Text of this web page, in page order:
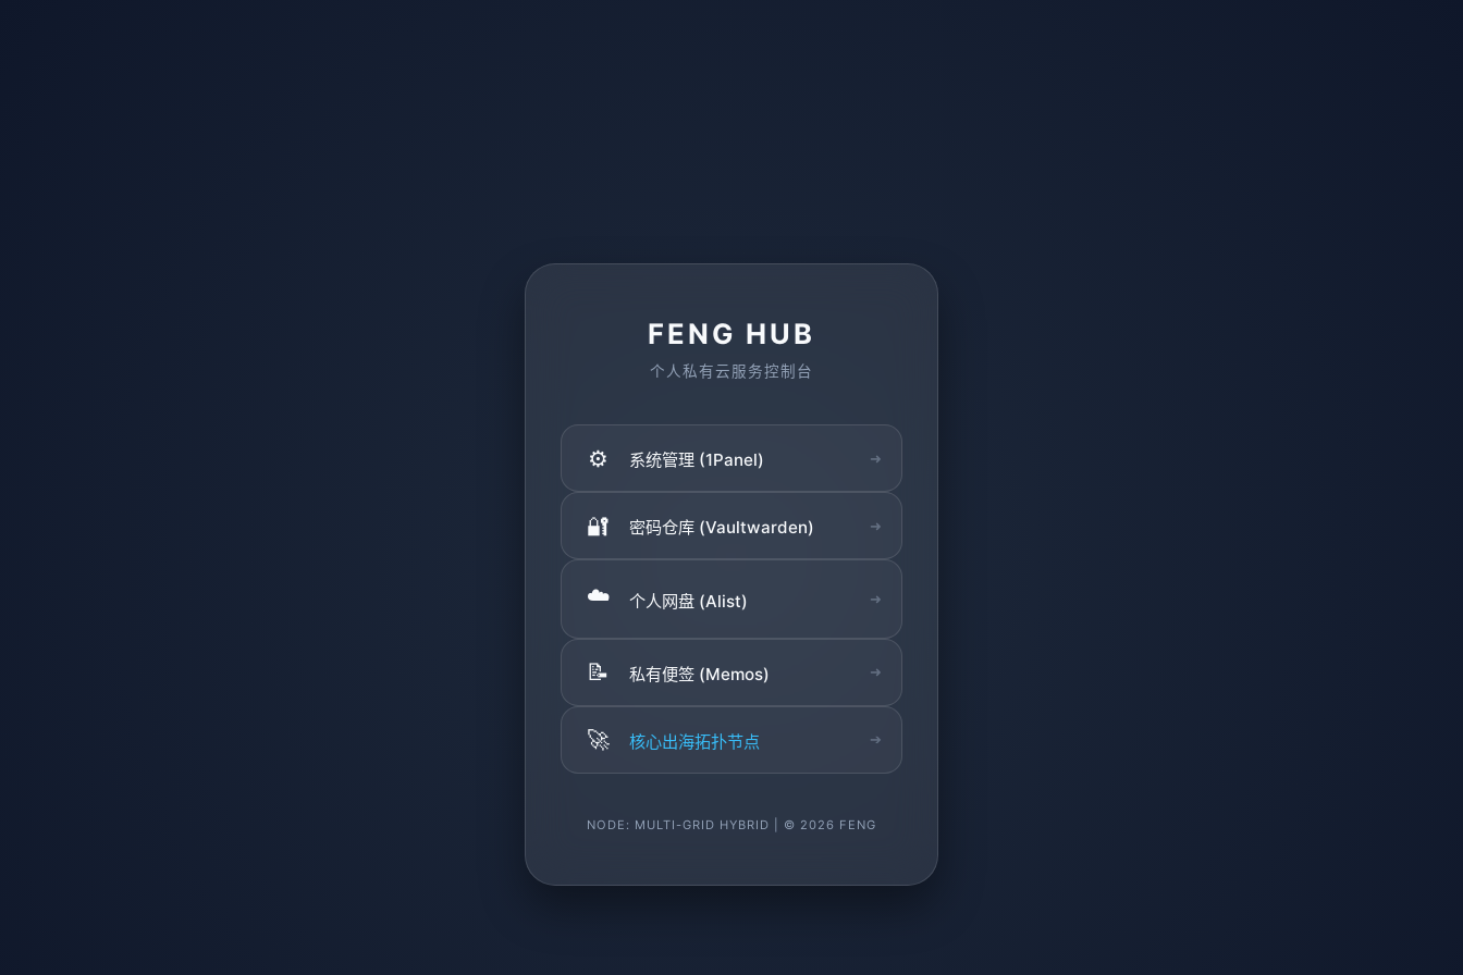
FENG HUB
个人私有云服务控制台
⚙️ 系统管理 (1Panel) ➜
🔐 密码仓库 (Vaultwarden) ➜
☁️ 个人网盘 (Alist) ➜
📝 私有便签 (Memos) ➜
🚀 核心出海拓扑节点 ➔
NODE: MULTI-GRID HYBRID | © 2026 FENG